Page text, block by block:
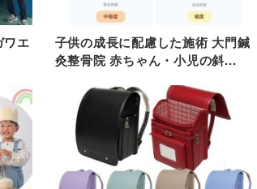
ワエ
子供の成長に配慮した施術 大門鍼
灸整骨院 赤ちゃん・小児の斜...